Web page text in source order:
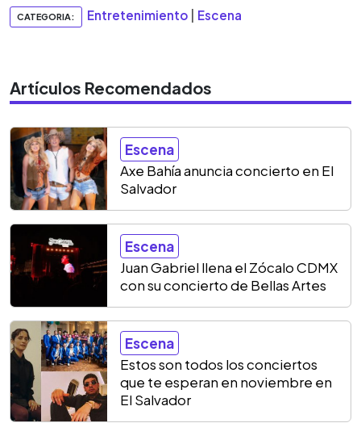
CATEGORIA: Entretenimiento Escena
Artículos Recomendados
Escena
Axe Bahía anuncia concierto en El
Salvador
Escena
Juan Gabriel llena el Zócalo CDMX
con su concierto de Bellas Artes
Escena
Estos son todos los conciertos
que te esperan en noviembre en
El Salvador